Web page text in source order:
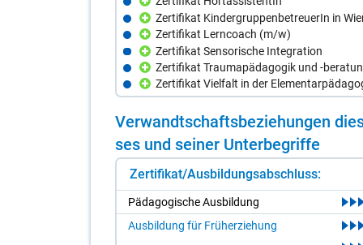
Zertifikat KindergruppenbetreuerIn in
Zertifikat Lerncoach (m/w)
Zertifikat Sensorische Integration
Zertifikat Traumapädagogik und -
Zertifikat Vielfalt in der
Ver­wandt­schafts­be­zie­hun­gen
ses und sei­ner Un­ter­be­grif­fe
Zertifikat/Ausbildungsabschluss:
Päd­ago­gi­sche Aus­bil­dung
Ausbildung für Früherziehung